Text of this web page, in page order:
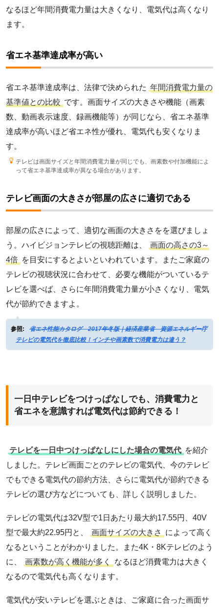
なるほど年間消費電力量は大きくなり、電気代は高くなり
ます。
省エネ基準達成率が高い
省エネ基準達成率は、法律で決められた 年間消費電力量の
基準値との比較 です。画面サイズの大きさや機能（画素
数、動画表示速度、録画機能等）が同じなら、省エネ基準
達成率が高いほど省エネ性が優れ、電気代も安くなりま
す。
テレビは画面サイズと年間消費電力量が同じでも、画素数や付加機能によ
って省エネ基準達成率が異なる場合があります。
テレビ画面の大きさが部屋の広さに適切である
部屋の広さによって、適切な画面の大きさをを選びましょ
う。ハイビジョンテレビの視聴距離は、
画面の高さの3～
4倍 を目安にするとよいといわれています。またご家庭の
テレビの視聴状況に合わせて、必要な機能がついているテ
レビを選べば、さらに年間消費電力量が小さくなり、電気
代が節約できますよ。
参照:
省エネ性能カタログ 2017年冬版｜経済産業省 資源エネルギー庁
テレビの電気代を徹底比較！インチや画素数で消費電力は違う？
一日中テレビをつけっぱなしでも、消費電力と
省エネを意識すれば電気代は節約できる！
テレビを一日中つけっぱなしにした場合の電気代 を紹介
しました。テレビ画面ごとのテレビの電気代、今のテレビ
でもできる電気代の節約方法、さらに電気代が節約できる
テレビの選び方などについても、詳しく説明しました。
テレビの電気代は32V型で1日あたり最大約17.55円、40V
型で最大約22.95円と、
画面サイズの大きさ
によって高く
なるということがわかりました。また4K・8Kテレビのよう
に、
画素数が高く機能が多く
なるほど消費電力は大きく
なるので電気代も高くなります。
電気代が安いテレビを選ぶときは、ご家庭に合った画面サ